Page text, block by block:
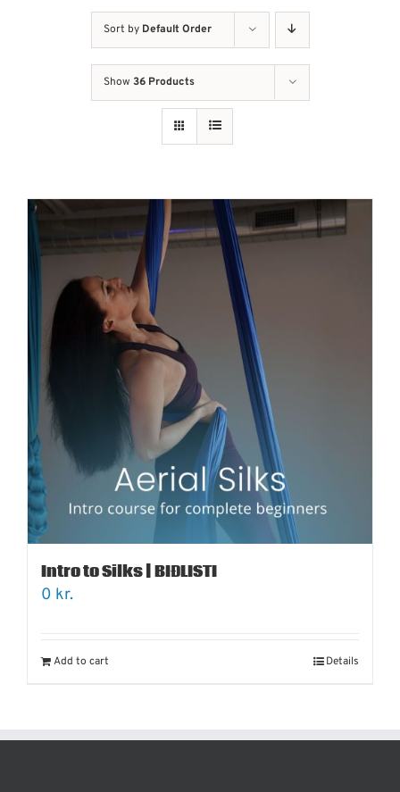
Sort by Default Order
Show 36 Products
Intro to Silks | BIÐLISTI
0 kr.
Add to cart Details